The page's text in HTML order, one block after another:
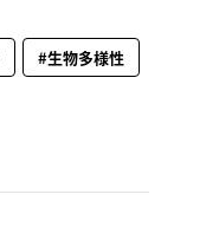
#生物多様性